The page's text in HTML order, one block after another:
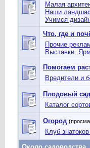
Малая
Наши
Учимся
Что, где и
Прочие
Выставки.
Помогаем
Вредители и
Плодовый сад
Каталог
Огород
Клуб